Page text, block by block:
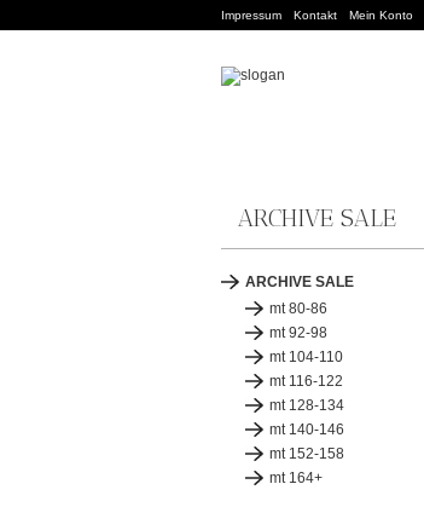
Impressum Kontakt Mein Konto
ARCHIVE SALE
ARCHIVE SALE
mt 80-86
mt 92-98
mt 104-110
mt 116-122
mt 128-134
mt 140-146
mt 152-158
mt 164+